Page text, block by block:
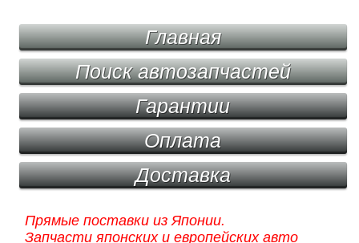
Главная
Поиск автозапчастей
Гарантии
Оплата
Доставка
Прямые поставки из Японии.
Запчасти японских и европейских авто